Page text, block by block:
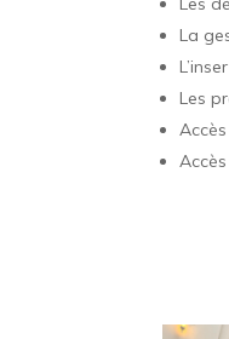
La
Les